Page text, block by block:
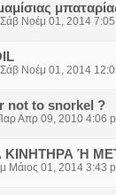
Νοέμ 01, 2014
Νοέμ 01, 2014
not to snorkel ?
Απρ 09, 2010 4:06
Ή
Μάιος 01, 2014 3:43